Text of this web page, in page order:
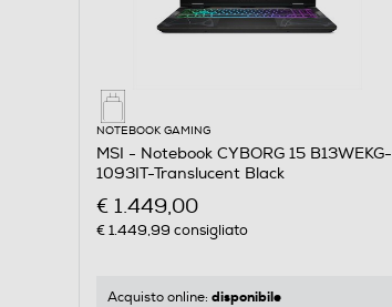
NOTEBOOK GAMING
MSI - Notebook CYBORG 15 B13WEKG-
1093IT-Translucent Black
€ 1.449,00
€ 1.449,99 consigliato
Acquisto online: disponibile